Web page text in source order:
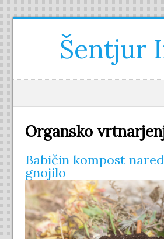
Šentjur
Organsko
Babičin kompost
gnojilo